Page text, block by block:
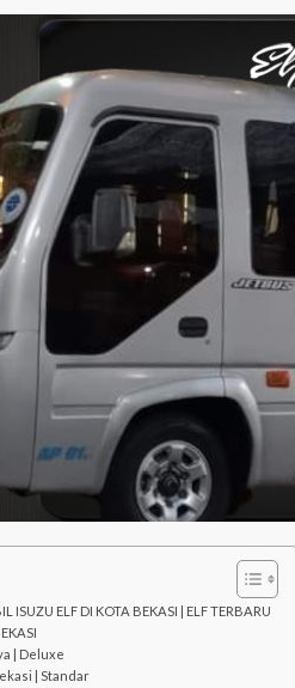
ISUZU ELF DI KOTA BEKASI | ELF TERBARU
| Deluxe
| Standar